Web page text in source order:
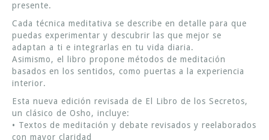
presente.
Cada técnica meditativa se describe en detalle para que
puedas experimentar y descubrir las que mejor se
adaptan a ti e integrarlas en tu vida diaria.
Asimismo, el libro propone métodos de meditación
basados en los sentidos, como puertas a la experiencia
interior.
Esta nueva edición revisada de El Libro de los Secretos,
un clásico de Osho, incluye:
• Textos de meditación y debate revisados y reelaborados
con mayor claridad